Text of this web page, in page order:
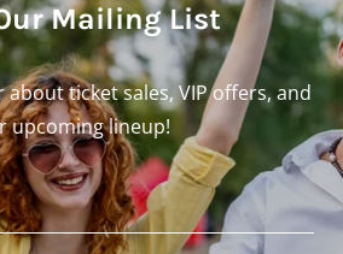
Mailing List
ticket sales, VIP offers, and
upcoming lineup!